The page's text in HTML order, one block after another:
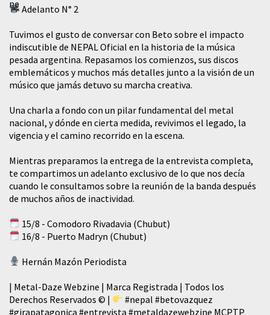
Adelanto N° 2
Tuvimos el gusto de conversar con Beto sobre el impacto
indiscutible de NEPAL Oficial en la historia de la música
pesada argentina. Repasamos los comienzos, sus discos
emblemáticos y muchos más detalles junto a la visión de un
músico que jamás detuvo su marcha creativa.
​Una charla a fondo con un pilar fundamental del metal
nacional, y dónde en cierta medida, revivimos el legado, la
vigencia y el camino recorrido en la escena.
Mientras preparamos la entrega de la entrevista completa,
te compartimos un adelanto exclusivo de lo que nos decía
cuando le consultamos sobre la reunión de la banda después
de muchos años de inactividad.
15/8 - Comodoro Rivadavia (Chubut)
16/8 - Puerto Madryn (Chubut)
Hernán Mazón Periodista
| Metal-Daze Webzine | Marca Registrada | Todos los
Derechos Reservados © |
#nepal #betovazquez
#girapatagonica #entrevista #metaldazewebzine MCPTP